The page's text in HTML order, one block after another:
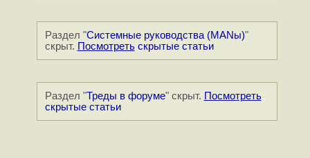
Раздел "Системные руководства (MANы)"
скрыт. Посмотретьскрытые статьи
Раздел "Треды в форуме" скрыт. Посмотреть
скрытые статьи